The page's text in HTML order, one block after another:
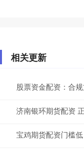
相关更新
股票资金配资：合
济南银环期货配资
宝鸡期货配资门槛